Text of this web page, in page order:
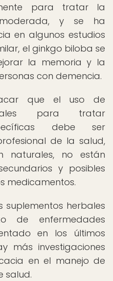
para tratar la
y se ha
en algunos estudios
el ginkgo biloba se
la memoria y la
con demencia.
que el uso de
para tratar
debe ser
de la salud,
naturales, no están
y posibles
medicamentos.
herbales
de enfermedades
en los últimos
más investigaciones
en el manejo de
salud.